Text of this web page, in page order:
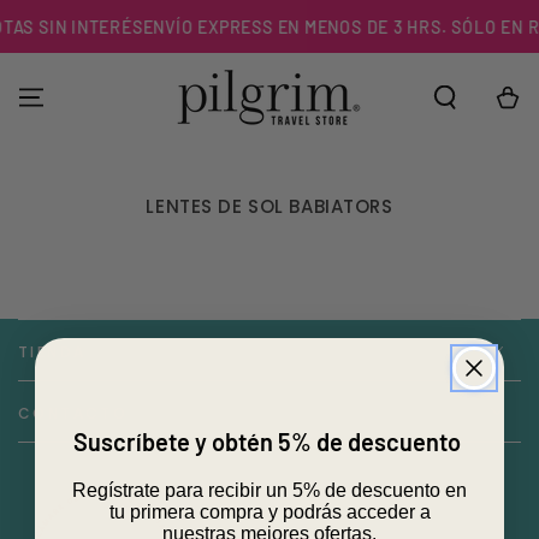
CONTENIDO
SIN INTERÉSENVÍO EXPRESS EN MENOS DE 3 HRS. SÓLO EN
Carrito
LENTES DE SOL BABIATORS
TIENDA
CONTACTO
Suscríbete y obtén 5% de descuento
Regístrate para recibir un 5% de descuento en
tu primera compra y podrás acceder a
nuestras mejores ofertas.